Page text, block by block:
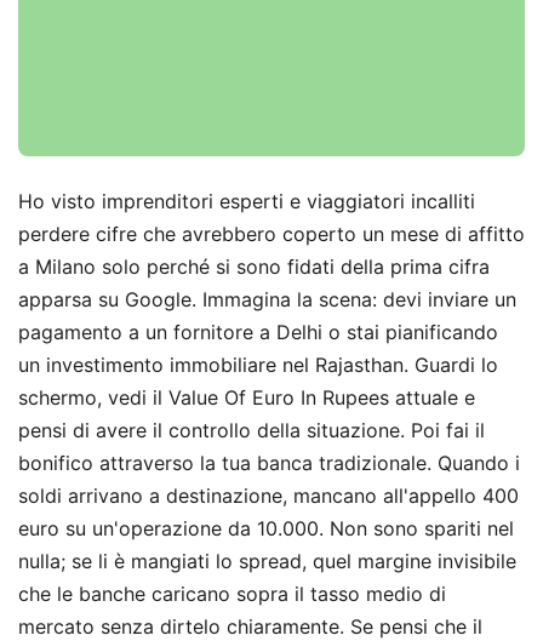
Ho visto imprenditori esperti e viaggiatori incalliti
perdere cifre che avrebbero coperto un mese di affitto
a Milano solo perché si sono fidati della prima cifra
apparsa su Google. Immagina la scena: devi inviare un
pagamento a un fornitore a Delhi o stai pianificando
un investimento immobiliare nel Rajasthan. Guardi lo
schermo, vedi il Value Of Euro In Rupees attuale e
pensi di avere il controllo della situazione. Poi fai il
bonifico attraverso la tua banca tradizionale. Quando i
soldi arrivano a destinazione, mancano all'appello 400
euro su un'operazione da 10.000. Non sono spariti nel
nulla; se li è mangiati lo spread, quel margine invisibile
che le banche caricano sopra il tasso medio di
mercato senza dirtelo chiaramente. Se pensi che il